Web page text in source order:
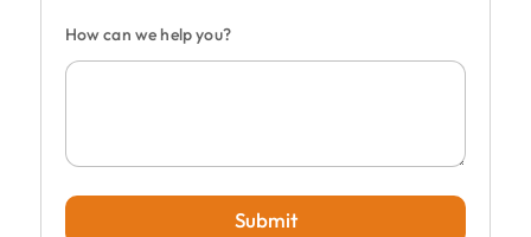
How can we help you?
Submit